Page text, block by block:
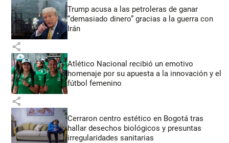
Trump acusa a las petroleras de ganar
“demasiado dinero” gracias a la guerra con
Irán
share
Atlético Nacional recibió un emotivo
homenaje por su apuesta a la innovación y el
fútbol femenino
share
Cerraron centro estético en Bogotá tras
hallar desechos biológicos y presuntas
irregularidades sanitarias